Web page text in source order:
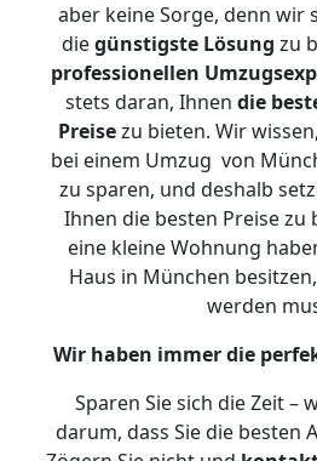
aber keine Sorge, denn wir
diegünstigste Lösung zu
professionellen
stets daran, Ihnen die
Preisezu bieten. Wir
bei einem Umzug von
zu sparen, und deshalb
Ihnen die besten Preise zu
eine kleine Wohnung
Haus in München
werden
Wir haben immer die
Sparen Sie sich die Zeit –
darum, dass Sie die besten